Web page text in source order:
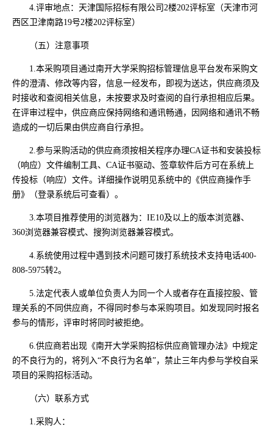
4.评审地点：天津国际招标有限公司2楼202评标室（天津市河
西区卫津南路19号2楼202评标室）
（五）注意事项
1.本采购项目通过南开大学采购招标管理信息平台发布采购文
件的澄清、修改等内容，信息一经发布，即视为送达，供应商须及
时接收和查阅相关信息，未按要求及时查阅的自行承担相应后果。
在评审过程中，供应商应保持网络和通讯畅通，因网络和通讯不畅
造成的一切后果由供应商自行承担。
2.参与采购活动的供应商须按相关程序办理CA证书和安装投标
（响应）文件编制工具、CA证书驱动、签章软件后方可在系统上
传投标（响应）文件。详细操作说明见系统中的《供应商操作手
册》（登录系统后可查看）。
3.本项目推荐使用的浏览器为：IE10及以上的版本浏览器、
360浏览器兼容模式、搜狗浏览器兼容模式。
4.系统使用过程中遇到技术问题可拨打系统技术支持电话400-
808-5975转2。
5.法定代表人或单位负责人为同一个人或者存在直接控股、管
理关系的不同供应商，不得同时参与本采购项目。如发现同时报名
参与的情形，评审时将同时被拒绝。
6.供应商若出现《南开大学采购招标供应商管理办法》中规定
的不良行为的，将列入“不良行为名单”，禁止三年内参与学校自采
项目的采购招标活动。
（六）联系方式
1.采购人：